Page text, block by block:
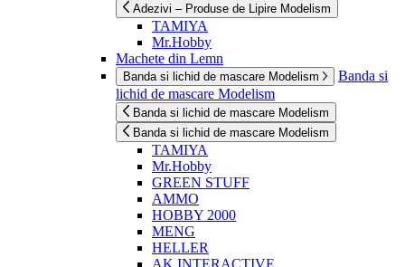
Adezivi – Produse de Lipire Modelism
TAMIYA
Mr.Hobby
Machete din Lemn
Banda si lichid de mascare Modelism
Banda si
lichid de mascare Modelism
Banda si lichid de mascare Modelism
Banda si lichid de mascare Modelism
TAMIYA
Mr.Hobby
GREEN STUFF
AMMO
HOBBY 2000
MENG
HELLER